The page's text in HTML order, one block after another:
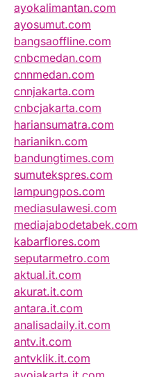
ayokalimantan.com
ayosumut.com
bangsaoffline.com
cnbcmedan.com
cnnmedan.com
cnnjakarta.com
cnbcjakarta.com
hariansumatra.com
harianikn.com
bandungtimes.com
sumutekspres.com
lampungpos.com
mediasulawesi.com
mediajabodetabek.com
kabarflores.com
seputarmetro.com
aktual.it.com
akurat.it.com
antara.it.com
analisadaily.it.com
antv.it.com
antvklik.it.com